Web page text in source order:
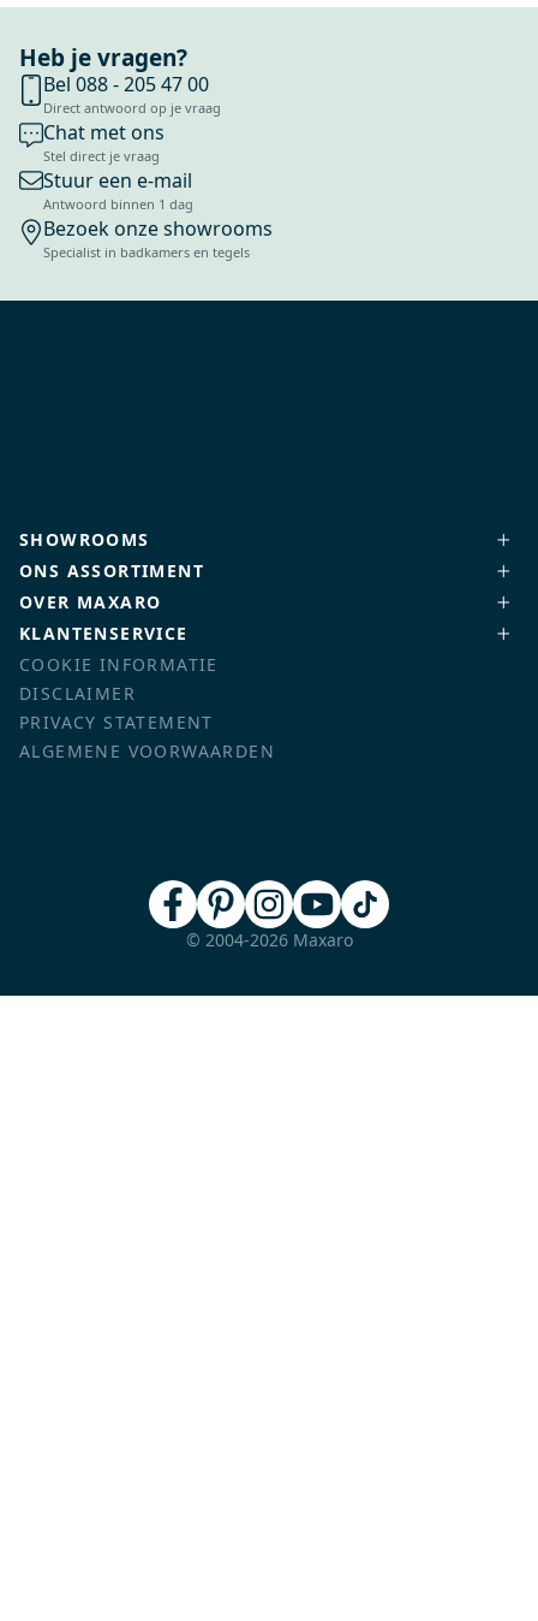
Heb je vragen?
Bel 088 - 205 47 00
Direct antwoord op je vraag
Chat met ons
Stel direct je vraag
Stuur een e-mail
Antwoord binnen 1 dag
Bezoek onze showrooms
Specialist in badkamers en tegels
SHOWROOMS
ONS ASSORTIMENT
OVER MAXARO
KLANTENSERVICE
COOKIE INFORMATIE
DISCLAIMER
PRIVACY STATEMENT
ALGEMENE VOORWAARDEN
© 2004-2026 Maxaro